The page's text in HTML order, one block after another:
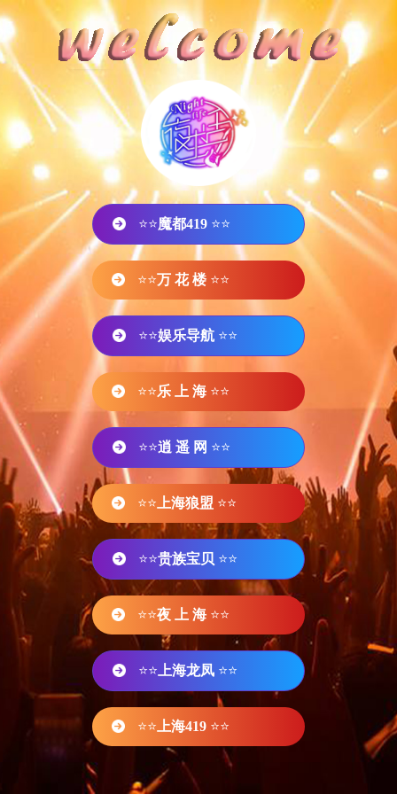
⭐⭐魔都419 ⭐⭐
⭐⭐万 花 楼 ⭐⭐
⭐⭐娱乐导航 ⭐⭐
⭐⭐乐 上 海 ⭐⭐
⭐⭐逍 遥 网 ⭐⭐
⭐⭐ 上海狼盟 ⭐⭐
⭐⭐贵族宝贝 ⭐⭐
⭐⭐夜 上 海 ⭐⭐
⭐⭐ 上海龙凤 ⭐⭐
⭐⭐ 上海419 ⭐⭐